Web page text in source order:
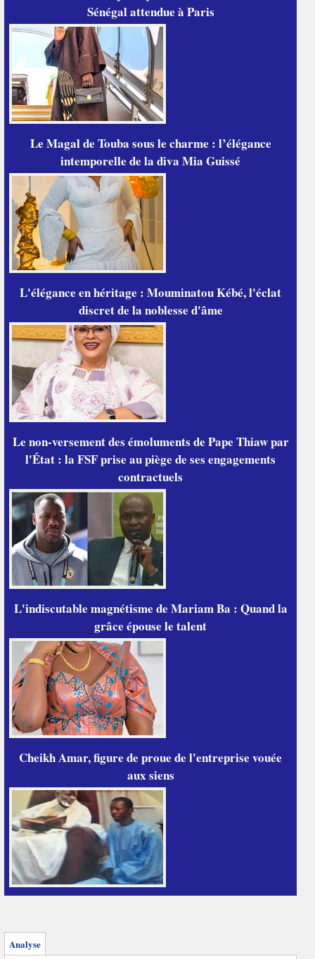
Sénégal attendue à Paris
Le Magal de Touba sous le charme : l’élégance
intemporelle de la diva Mia Guissé
L'élégance en héritage : Mouminatou Kébé, l'éclat
discret de la noblesse d'âme
Le non-versement des émoluments de Pape Thiaw par
l'État : la FSF prise au piège de ses engagements
contractuels
L'indiscutable magnétisme de Mariam Ba : Quand la
grâce épouse le talent
Cheikh Amar, figure de proue de l'entreprise vouée
aux siens
Analyse